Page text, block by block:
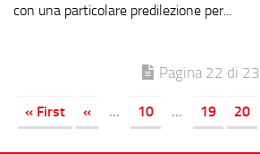
con una particolare predilezione per...
Pagina 22 di 23
« First « ... 10 ... 19 20